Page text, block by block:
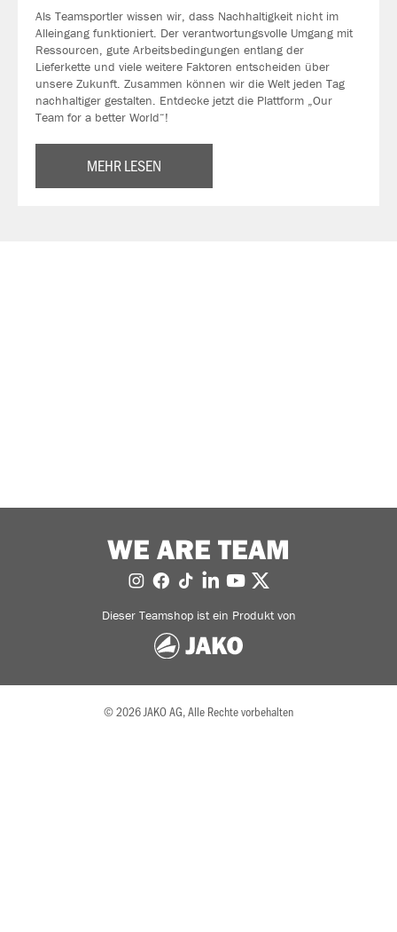
Als Teamsportler wissen wir, dass Nachhaltigkeit nicht im
Alleingang funktioniert. Der verantwortungsvolle Umgang mit
Ressourcen, gute Arbeitsbedingungen entlang der
Lieferkette und viele weitere Faktoren entscheiden über
unsere Zukunft. Zusammen können wir die Welt jeden Tag
nachhaltiger gestalten. Entdecke jetzt die Plattform „Our
Team for a better World“!
MEHR LESEN
WE ARE TEAM
Dieser Teamshop ist ein Produkt von
© 2026 JAKO AG, Alle Rechte vorbehalten